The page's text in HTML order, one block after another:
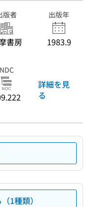
版者
書房
出版年
1983.9
NDC
詳細を見
る
1種類）